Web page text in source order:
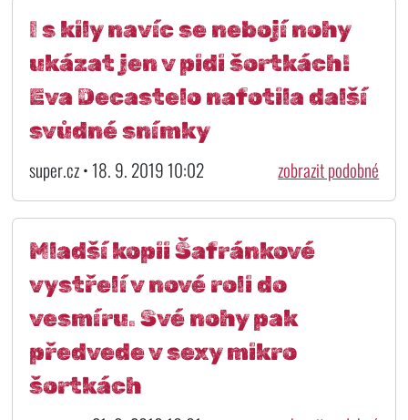
I s kily navíc se nebojí nohy
ukázat jen v pidi šortkách!
Eva Decastelo nafotila další
svůdné snímky
super.cz • 18. 9. 2019 10:02 zobrazit podobné
Mladší kopii Šafránkové
vystřelí v nové roli do
vesmíru. Své nohy pak
předvede v sexy mikro
šortkách